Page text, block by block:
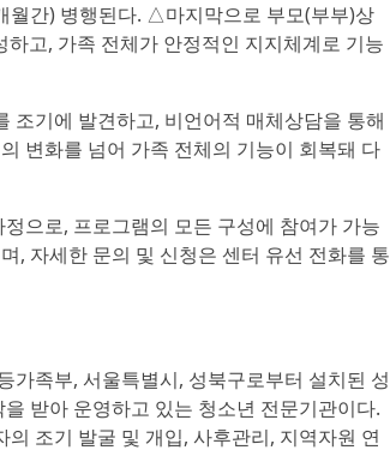
월간) 병행된다. △마지막으로 부모(부부)상
고, 가족 전체가 안정적인 지지체계로 기능
조기에 발견하고, 비언어적 매체상담을 통해
변화를 넘어 가족 전체의 기능이 회복돼 다
으로, 프로그램의 모든 구성에 참여가 가능
, 자세한 문의 및 신청은 센터 유선 전화를 통
가족부, 서울특별시, 성북구로부터 설치된 성
받아 운영하고 있는 청소년 전문기관이다.
조기 발굴 및 개입, 사후관리, 지역자원 연